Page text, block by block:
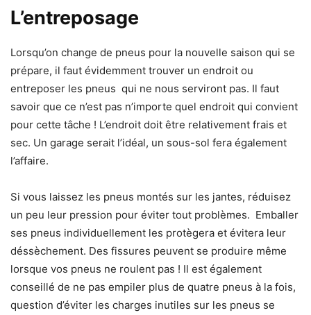
L’entreposage
Lorsqu’on change de pneus pour la nouvelle saison qui se
prépare, il faut évidemment trouver un endroit ou
entreposer les pneus qui ne nous serviront pas. Il faut
savoir que ce n’est pas n’importe quel endroit qui convient
pour cette tâche ! L’endroit doit être relativement frais et
sec. Un garage serait l’idéal, un sous-sol fera également
l’affaire.
Si vous laissez les pneus montés sur les jantes, réduisez
un peu leur pression pour éviter tout problèmes. Emballer
ses pneus individuellement les protègera et évitera leur
déssèchement. Des fissures peuvent se produire même
lorsque vos pneus ne roulent pas ! Il est également
conseillé de ne pas empiler plus de quatre pneus à la fois,
question d’éviter les charges inutiles sur les pneus se